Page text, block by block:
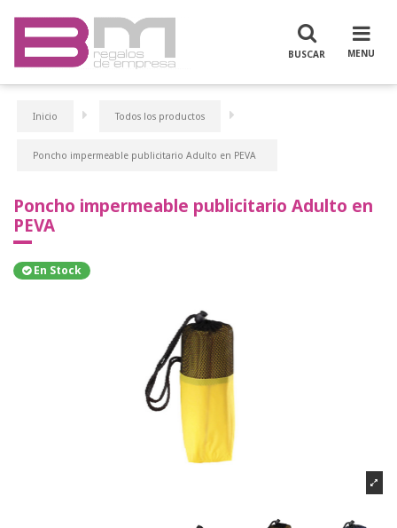
Inicio Todos los productos
Poncho impermeable publicitario Adulto en PEVA
Poncho impermeable publicitario Adulto en
PEVA
En Stock